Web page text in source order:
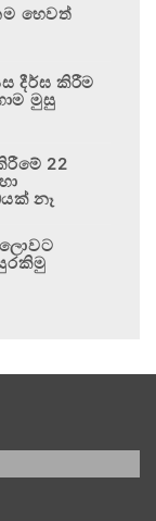
හෙවත්
දීර්ඝ කිරීම
මුසු
22
නෑ
ලොවට